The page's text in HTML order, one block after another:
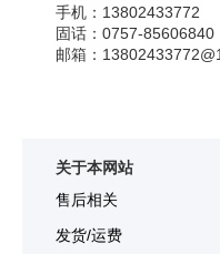
手机： 13802433772
固话： 0757-85606840
邮箱：
关于本网站
售后相关
发货/运费